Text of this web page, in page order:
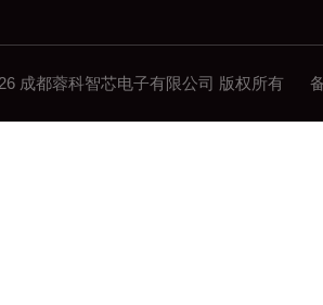
成都蓉科智芯电子有限公司 版权所有